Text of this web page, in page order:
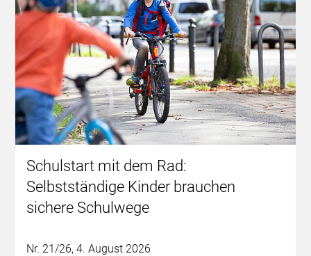
Schulstart mit dem Rad:
Selbstständige Kinder brauchen
sichere Schulwege
Nr. 21/26, 4. August 2026